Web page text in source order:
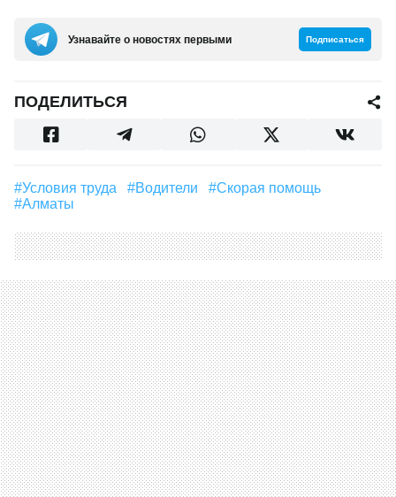
Узнавайте о новостях первыми Подписаться
ПОДЕЛИТЬСЯ
#условия труда #водители
#Скорая помощь
#Алматы